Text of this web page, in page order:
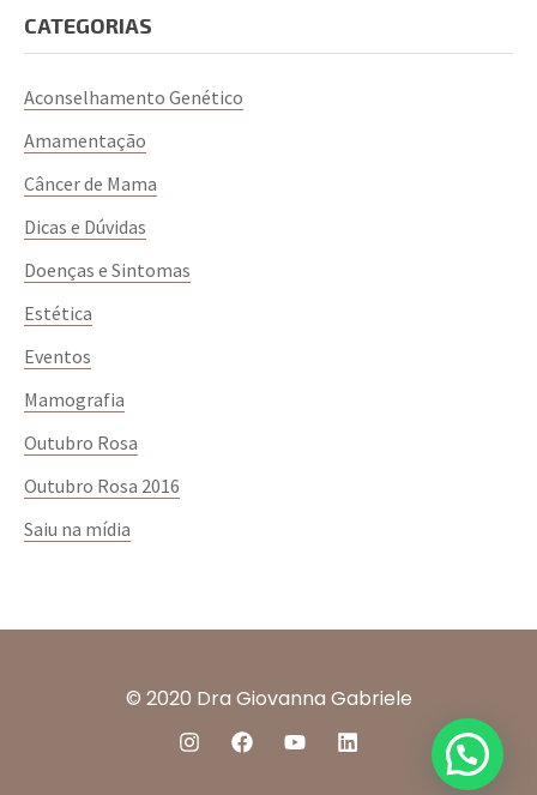
cistos;
Essas condições são comuns e não cancerosas, mas
ainda assim merecem atenção e cuidado. Busque
sempre consultar uma mastologista para mais
informações sobre seu quadro e tratamento
adequado.
CATEGORIAS
Aconselhamento Genético
Amamentação
Câncer de Mama
Dicas e Dúvidas
Doenças e Sintomas
Estética
Eventos
Mamografia
Outubro Rosa
Outubro Rosa 2016
Saiu na mídia
© 2020 Dra Giovanna Gabriele